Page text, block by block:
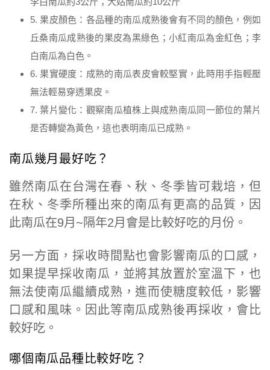
5. 果皮顏色：各品種的南瓜成熟後會有不同的顏色，例如
丘桑南瓜成熟後的果皮為黑綠色；小紅南瓜為金紅色；李
白南瓜為白色。
6. 果實硬度：成熟的南瓜表皮會較堅實，此時用手指輕壓
無法輕易穿透果皮。
7. 葉片變化：觀察南瓜植株上與成熟南瓜同一節位的葉片
是否轉變為黃色，這也表明南瓜已成熟。
南瓜幾月最好吃？
雖然南瓜在台灣在春、秋、冬季皆可栽培，但
在秋、冬季所種出來的南瓜有更高的品質，因
此南瓜在9月~隔年2月會是比較好吃的月份。
另一方面，採收時間點也會影響南瓜的口感，
如果提早採收南瓜，並將其放置於室溫下，也
無法使南瓜繼續成熟，進而使糖度較低，影響
口感和風味。因此等南瓜成熟後再採收，會比
較好吃。
哪個南瓜品種比較好吃？